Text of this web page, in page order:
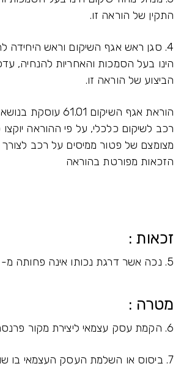
התקין של הוראה זו.
4. סגן ראש אגף השיקום וראש היחידה
הינו בעל הסמכות והאחריות להנחיה,
הביצוע של הוראה זו.
הוראת אגף השיקום 61.01
רכב לשיקום כלכלי, על פי ההוראה
מצומצם של פטור ממיסים על רכב לצורך
הזכאות מפורטת בהוראה
זכאות :
5. נכה אשר דרגת נכותו אינה פחותה מ- .25%
מטרה :
6. הקמת עסק עצמאי ליצירת מקור פרנסה.
7. ביסוס או השלמת העסק העצמאי בו שוקם הזכאי.